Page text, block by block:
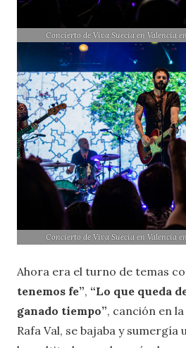
Concierto de Viva Suecia en Valencia
Concierto de Viva Suecia en Valencia
Ahora era el turno de temas
tenemos fe”, “Lo que queda
ganado tiempo”, canción en
Rafa Val, se bajaba y